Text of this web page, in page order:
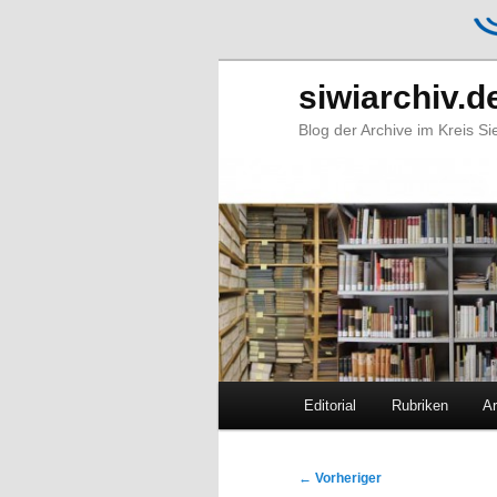
Blog der Archive im Kreis
Zum
Zum
Editorial Rubriken
Beitragsnavigation
← Vorheriger